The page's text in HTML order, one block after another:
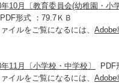
10月〔教育委員会(幼稚園・小
PDF形式 ：79.7ＫＢ
イルをご覧になるには、
11月〔小学校・中学校〕
PDF
イルをご覧になるには、